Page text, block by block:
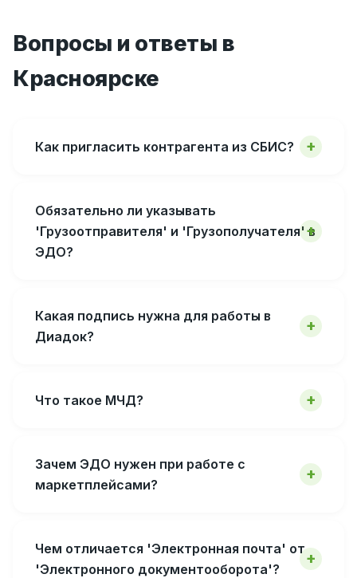
Вопросы и ответы в
Красноярске
Как пригласить контрагента из СБИС?
Обязательно ли указывать
'Грузоотправителя' и 'Грузополучателя' в
ЭДО?
Какая подпись нужна для работы в
Диадок?
Что такое МЧД?
Зачем ЭДО нужен при работе с
маркетплейсами?
Чем отличается 'Электронная почта' от
'Электронного документооборота'?